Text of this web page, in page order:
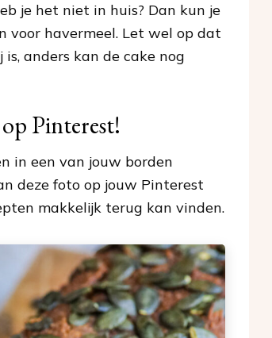
je het niet in huis? Dan kun je
voor havermeel. Let wel op dat
anders kan de cake nog
Pinterest!
in een van jouw borden
deze foto op jouw Pinterest
makkelijk terug kan vinden.